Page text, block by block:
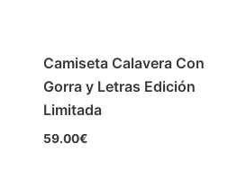
Camiseta Calavera Con
Gorra y Letras Edición
Limitada
59.00€